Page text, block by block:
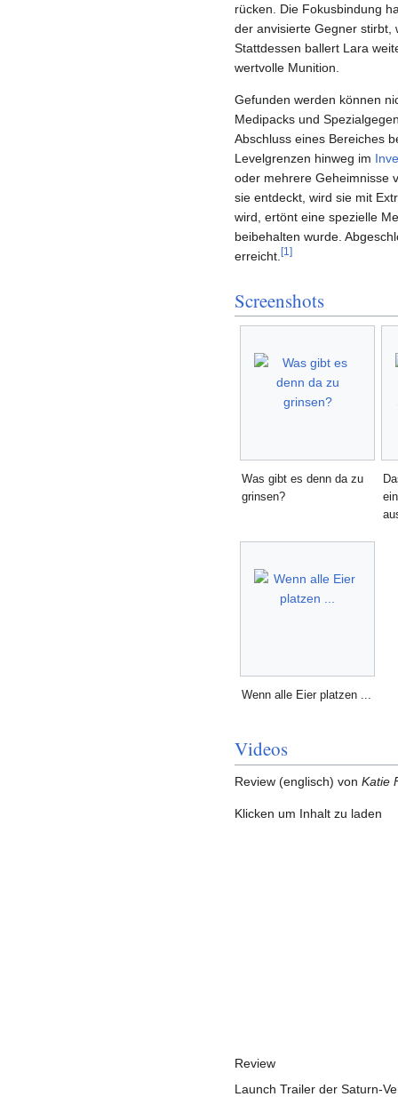
rücken. Die Fokusbindung
der anvisierte Gegner stirbt,
Stattdessen ballert Lara
wertvolle Munition.
Gefunden werden können
Medipacks und
Abschluss eines Bereiches
Levelgrenzen hinweg im
oder mehrere Geheimnisse
sie entdeckt, wird sie mit
wird, ertönt eine spezielle
beibehalten wurde.
erreicht. [1]
Screenshots
Was gibt es denn da zu
grinsen?
Wenn alle Eier platzen ...
Videos
Review (englisch) von Katie
Klicken um Inhalt zu laden
Review
Launch Trailer der Saturn-